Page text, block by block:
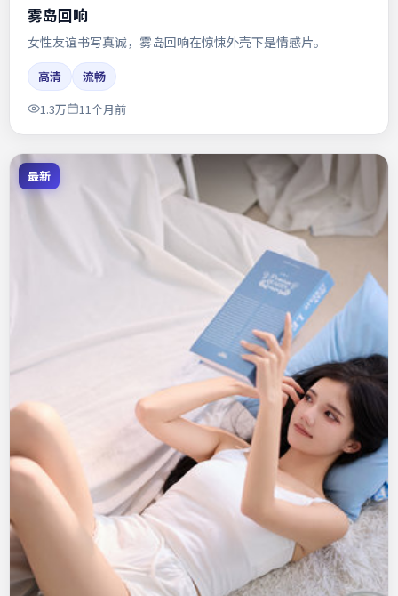
雾岛回响
女性友谊书写真诚，雾岛回响在惊悚外壳下是情感片。
高清
流畅
1.3万
11个月前
最新